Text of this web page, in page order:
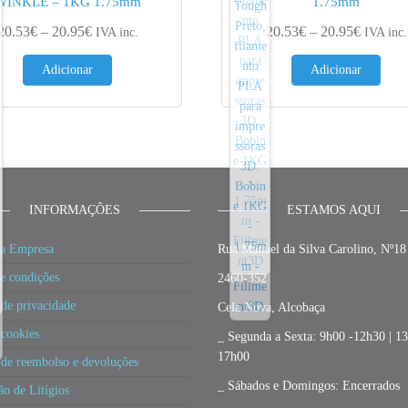
€ – 20.95€Price range: 20.53€ through 20.95€
IVA inc.
Adicionar
20.53€ – 20.95€Price
IVA inc.
Adicionar
INFORMAÇÕES
Empresa
condições
privacidade
reembolso e devoluções
de Litígios
ESTAMOS AQUI
Rua Manuel da Silva Carolino, Nº18
2460-352
Cela Nova, Alcobaça
_ Segunda a Sexta: 9h00 -12h30 |
17h00
_ Sábados e Domingos: Encerrados